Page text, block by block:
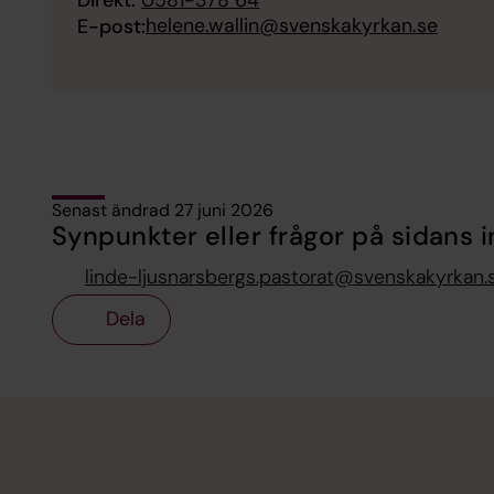
E-post:helene.wallin@svenskakyrkan.se
Senast ändrad 27 juni 2026
Synpunkter eller frågor på sidans
linde-
Dela